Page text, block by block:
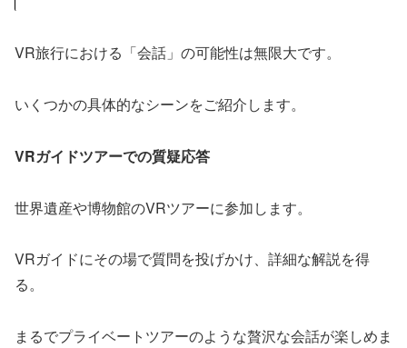
VR旅行における「会話」の可能性は無限大です。
いくつかの具体的なシーンをご紹介します。
VRガイドツアーでの質疑応答
世界遺産や博物館のVRツアーに参加します。
VRガイドにその場で質問を投げかけ、詳細な解説を得
る。
まるでプライベートツアーのような贅沢な会話が楽しめま